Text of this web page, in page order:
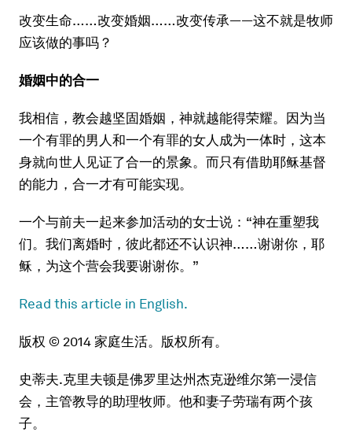
改变生命……改变婚姻……改变传承——这不就是牧师
应该做的事吗？
婚姻中的合一
我相信，教会越坚固婚姻，神就越能得荣耀。因为当
一个有罪的男人和一个有罪的女人成为一体时，这本
身就向世人见证了合一的景象。而只有借助耶稣基督
的能力，合一才有可能实现。
一个与前夫一起来参加活动的女士说：“神在重塑我
们。我们离婚时，彼此都还不认识神……谢谢你，耶
稣，为这个营会我要谢谢你。”
Read this article in English.
版权 © 2014 家庭生活。版权所有。
史蒂夫.克里夫顿是佛罗里达州杰克逊维尔第一浸信
会，主管教导的助理牧师。他和妻子劳瑞有两个孩
子。